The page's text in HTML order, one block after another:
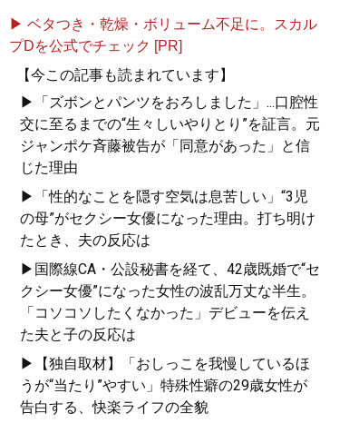
▶ ベタつき・乾燥・ボリューム不足に。スカル
プDを公式でチェック [PR]
【今この記事も読まれています】
▶「ズボンとパンツをおろしました」...口腔性
交に至るまでの“生々しいやりとり”を証言。元
ジャンポケ斉藤被告が「同意があった」と信
じた理由
▶「性的なことを隠す空気は息苦しい」“3児
の母”がセクシー女優になった理由。打ち明け
たとき、夫の反応は
▶国際線CA・公設秘書を経て、42歳既婚で“セ
クシー女優”になった女性の波乱万丈な半生。
「コソコソしたくなかった」デビューを伝え
た夫と子の反応は
▶【独自取材】「おしっこを我慢しているほ
うが“当たり”やすい」特殊性癖の29歳女性が
告白する、快楽ライフの全貌